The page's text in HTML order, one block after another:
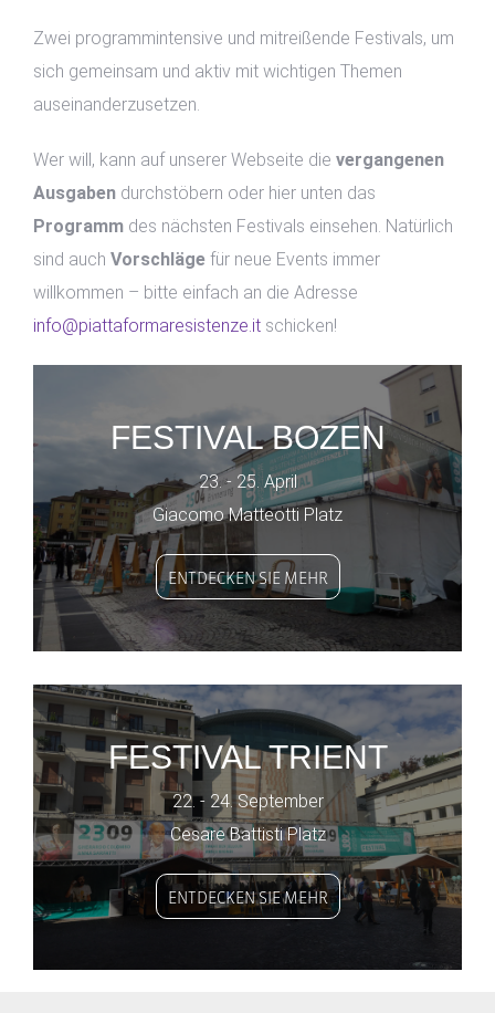
Zwei programmintensive und mitreißende Festivals, um
sich gemeinsam und aktiv mit wichtigen Themen
auseinanderzusetzen.
Wer will, kann auf unserer Webseite die vergangenen
Ausgaben durchstöbern oder hier unten das
Programm des nächsten Festivals einsehen. Natürlich
sind auch Vorschläge für neue Events immer
willkommen – bitte einfach an die Adresse
info@piattaformaresistenze.it schicken!
FESTIVAL BOZEN
23. - 25. April
Giacomo Matteotti Platz
ENTDECKEN SIE MEHR
FESTIVAL TRIENT
22. - 24. September
Cesare Battisti Platz
ENTDECKEN SIE MEHR